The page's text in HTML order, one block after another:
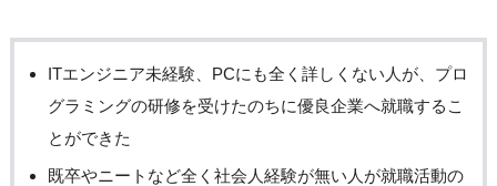
ITエンジニア未経験、PCにも全く詳しくない人が、プロ
グラミングの研修を受けたのちに優良企業へ就職するこ
とができた
既卒やニートなど全く社会人経験が無い人が就職活動の